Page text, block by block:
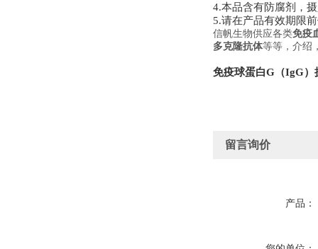
4.本品含有防腐剂，
5.请在产品有效期限
信帆生物供应各类免疫
多克隆抗体等等，介绍
免疫球蛋白G （IgG）
留言询价
产品：